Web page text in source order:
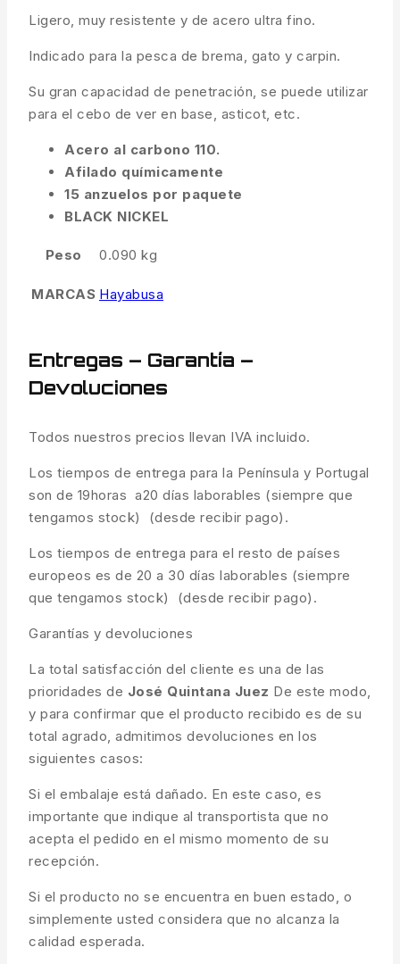
Ligero, muy resistente y de acero ultra fino.
Indicado para la pesca de brema, gato y carpin.
Su gran capacidad de penetración, se puede utilizar
para el cebo de ver en base, asticot, etc.
Acero al carbono 110.
Afilado químicamente
15 anzuelos por paquete
BLACK NICKEL
Peso 0.090 kg
MARCAS Hayabusa
Entregas – Garantía –
Devoluciones
Todos nuestros precios llevan IVA incluido.
Los tiempos de entrega para la Península y Portugal
son de 19horas a20 días laborables (siempre que
tengamos stock) (desde recibir pago).
Los tiempos de entrega para el resto de países
europeos es de 20 a 30 días laborables (siempre
que tengamos stock) (desde recibir pago).
Garantías y devoluciones
La total satisfacción del cliente es una de las
prioridades de José Quintana Juez De este modo,
y para confirmar que el producto recibido es de su
total agrado, admitimos devoluciones en los
siguientes casos:
Si el embalaje está dañado. En este caso, es
importante que indique al transportista que no
acepta el pedido en el mismo momento de su
recepción.
Si el producto no se encuentra en buen estado, o
simplemente usted considera que no alcanza la
calidad esperada.